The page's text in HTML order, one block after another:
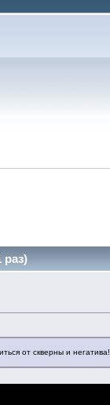
раз)
от скверны и негатива!